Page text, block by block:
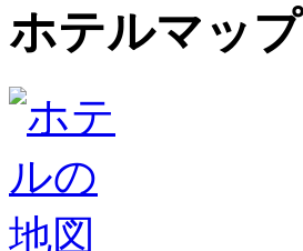
ホテルマップ